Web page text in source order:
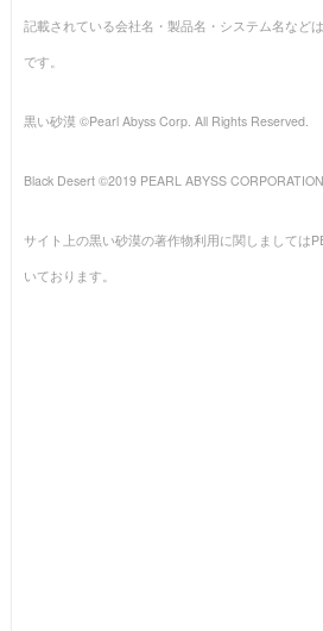
記載されている会社名・製品名・システム名など
です。
黒い砂漠 ©Pearl Abyss Corp. All Rights Reserved.
Black Desert ©2019 PEARL ABYSS
サイト上の黒い砂漠の著作物利用に関しましては
いております。